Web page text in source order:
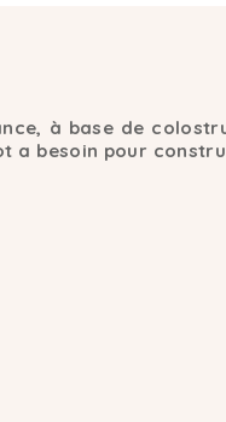
à base de
a besoin pour